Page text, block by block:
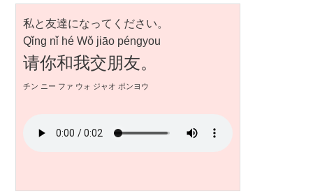
私と友達になってください。
Qǐng nǐ hé Wǒ jiāo péngyou
请你和我交朋友。
チン ニー ファ ウォ ジャオ ポンヨウ